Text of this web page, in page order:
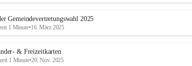
Gemeindevertretungswahl 2025
1 Minute•16. März 2025
& Freizeitkarten
1 Minute•20. Nov. 2025